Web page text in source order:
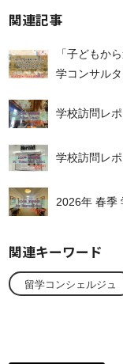
関連記事
「子どもか
学コンサル
学校訪問レ
学校訪問レ
2026年 春季
関連キーワード
留学コンシェルジュ